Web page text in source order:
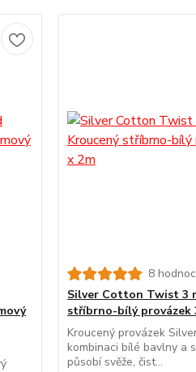
8
Silver Cotton Twist 3
stříbrno-bílý provázek
Kroucený provázek
kombinaci bílé bavlny a
působí svěže, čist...